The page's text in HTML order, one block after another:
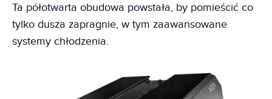
Ta półotwarta obudowa powstała, by pomieścić co
tylko dusza zapragnie, w tym zaawansowane
systemy chłodzenia.